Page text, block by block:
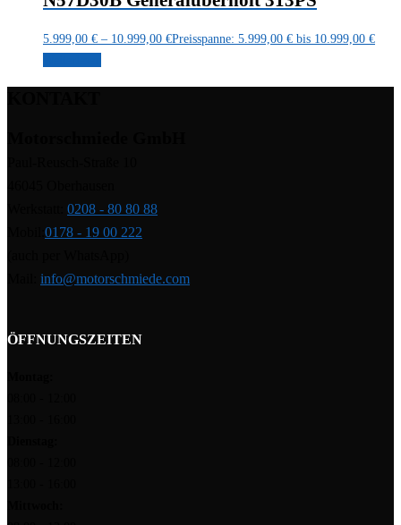
5.999,00 € – 10.999,00 €Preisspanne: 5.999,00 € bis 10.999,00 €
0208 - 80 80 88
0178 - 19 00 222
info@motorschmiede.com
ÖFFNUNGSZEITEN